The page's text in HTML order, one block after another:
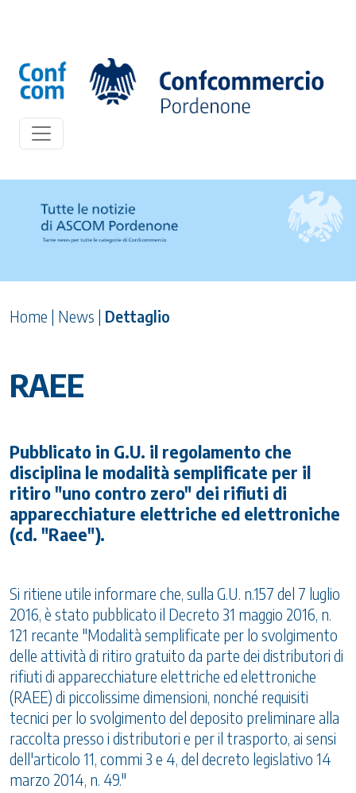
Home | News | Dettaglio
RAEE
Pubblicato in G.U. il regolamento che
disciplina le modalità semplificate per il
ritiro "uno contro zero" dei rifiuti di
apparecchiature elettriche ed elettroniche
(cd. "Raee").
Si ritiene utile informare che, sulla G.U. n.157 del 7 luglio
2016, è stato pubblicato il Decreto 31 maggio 2016, n.
121 recante "Modalità semplificate per lo svolgimento
delle attività di ritiro gratuito da parte dei distributori di
rifiuti di apparecchiature elettriche ed elettroniche
(RAEE) di piccolissime dimensioni, nonché requisiti
tecnici per lo svolgimento del deposito preliminare alla
raccolta presso i distributori e per il trasporto, ai sensi
dell'articolo 11, commi 3 e 4, del decreto legislativo 14
marzo 2014, n. 49."